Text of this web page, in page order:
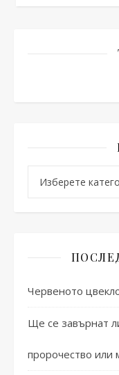
Червеното
Ще се завърнат
пророчество или